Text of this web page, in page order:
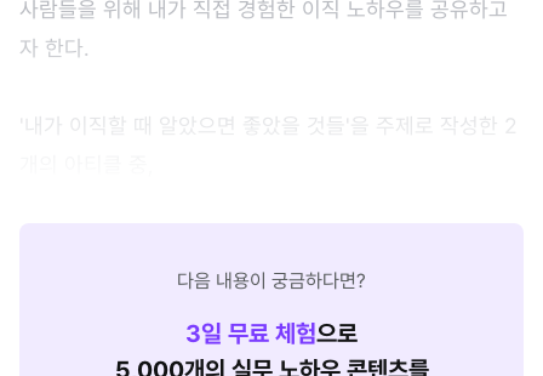
사람들을 위해 내가 직접 경험한 이직 노하우를 공유하고
자 한다.
'내가 이직할 때 알았으면 좋았을 것들'을 주제로 작성한 2
다음 내용이 궁금하다면?
3일 무료 체험으로
5,000개의 실무 노하우 콘텐츠를